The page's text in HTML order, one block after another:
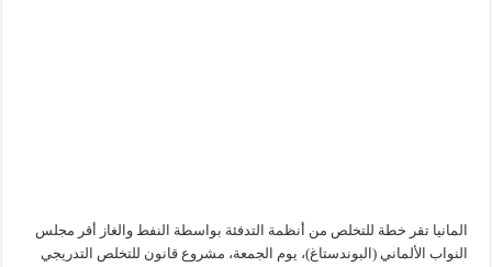
المانيا تقر خطة للتخلص من أنظمة التدفئة بواسطة النفط والغاز أقر مجلس
النواب الألماني (البوندستاغ)، يوم الجمعة، مشروع قانون للتخلص التدريجي